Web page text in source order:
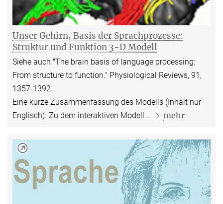
Unser Gehirn, Basis der Sprachprozesse:
Struktur und Funktion 3-D Modell
Siehe auch "The brain basis of language processing:
From structure to function." Physiological Reviews, 91,
1357-1392.
Eine kurze Zusammenfassung des Modells (Inhalt nur
Englisch). Zu dem interaktiven Modell...
mehr